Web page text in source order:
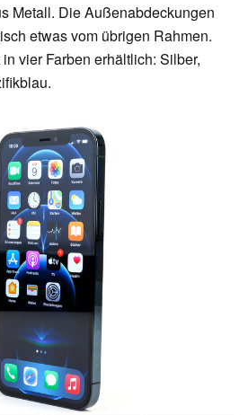
Metall. Die Außenabdeckungen
etwas vom übrigen Rahmen.
vier Farben erhältlich: Silber,